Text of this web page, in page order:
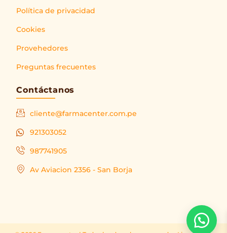
Política de privacidad
Cookies
Provehedores
Preguntas frecuentes
Contáctanos
cliente@farmacenter.com.pe
921303052
987741905
Av Aviacion 2356 - San Borja